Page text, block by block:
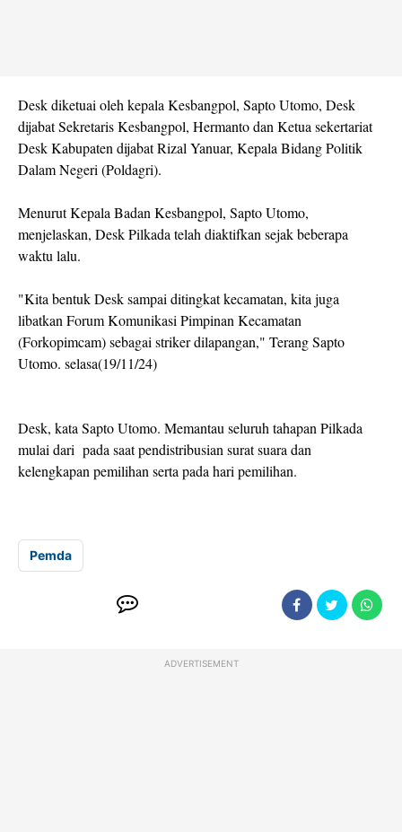
Desk diketuai oleh kepala Kesbangpol, Sapto Utomo, Desk
dijabat Sekretaris Kesbangpol, Hermanto dan Ketua sekertariat
Desk Kabupaten dijabat Rizal Yanuar, Kepala Bidang Politik
Dalam Negeri (Poldagri).
Menurut Kepala Badan Kesbangpol, Sapto Utomo,
menjelaskan, Desk Pilkada telah diaktifkan sejak beberapa
waktu lalu.
"Kita bentuk Desk sampai ditingkat kecamatan, kita juga
libatkan Forum Komunikasi Pimpinan Kecamatan
(Forkopimcam) sebagai striker dilapangan," Terang Sapto
Utomo. selasa(19/11/24)
Desk, kata Sapto Utomo. Memantau seluruh tahapan Pilkada
mulai dari pada saat pendistribusian surat suara dan
kelengkapan pemilihan serta pada hari pemilihan.
Pemda
ADVERTISEMENT